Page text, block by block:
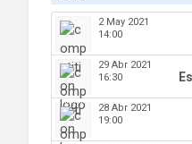
2 May 2021
14:00
29 Abr 2021
16:30
28 Abr 2021
19:00